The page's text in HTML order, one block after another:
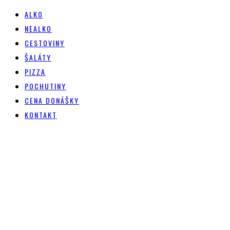
ALKO
NEALKO
CESTOVINY
ŠALÁTY
PIZZA
POCHUTINY
CENA DONÁŠKY
KONTAKT